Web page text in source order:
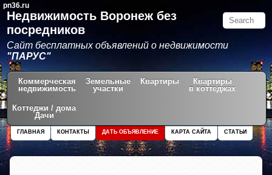
pn36.ru
Недвижимость Воронеж без
посредников
Сайт бесплатных объявлений о недвижимости
"ПАРУС"
Коммерческая
недвижимость
Земельные
участки
Квартиры
Квартиры
в коттеджах
Коттеджи / дома
Дачи
СТАТЬИ
КАРТА САЙТА
ДАТЬ ОБЪЯВЛЕНИЕ
КОНТАКТЫ
ГЛАВНАЯ